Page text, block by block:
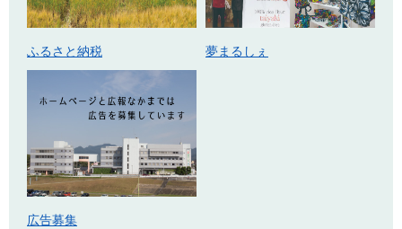
ふるさと納税 夢まるしぇ
広告募集